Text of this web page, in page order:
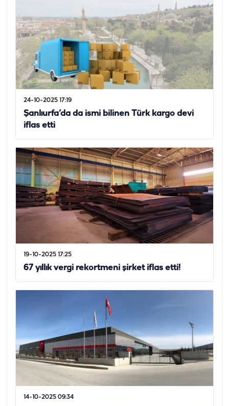
24-10-2025 17:19
Şanlıurfa’da da ismi bilinen Türk kargo devi
iflas etti
19-10-2025 17:25
67 yıllık vergi rekortmeni şirket iflas etti!
14-10-2025 09:34